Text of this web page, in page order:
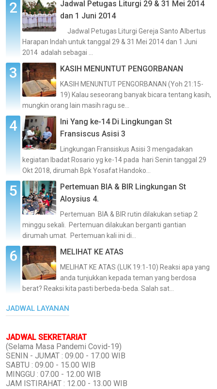
Jadwal Petugas Liturgi 29 & 31 Mei 2014
dan 1 Juni 2014
Jadwal Petugas Liturgi Gereja Santo Albertus
Harapan Indah untuk tanggal 29 & 31 Mei 2014 dan 1 Juni
2014 adalah sebagai ...
KASIH MENUNTUT PENGORBANAN
KASIH MENUNTUT PENGORBANAN (Yoh 21:15-
19) Kalau seseorang banyak bicara tentang kasih,
mungkin orang lain masih ragu se...
Ini Yang ke-14 Di Lingkungan St
Fransiscus Asisi 3
Lingkungan Fransiskus Asisi 3 mengadakan
kegiatan Ibadat Rosario yg ke-14 pada hari Senin tanggal 29
Okt 2018, dirumah Bpk Yosafat Handoko...
Pertemuan BIA & BIR Lingkungan St
Aloysius 4.
Pertemuan BIA & BIR rutin dilakukan setiap 2
minggu sekali. Pertemuan dilakukan berganti gantian
dirumah umat. Pertemuan kali ini di...
MELIHAT KE ATAS
MELIHAT KE ATAS (LUK 19:1-10) Reaksi apa yang
anda tunjukkan kepada teman yang berdosa
berat? Reaksi kita pasti berbeda-beda. Salah sat...
JADWAL LAYANAN
JADWAL SEKRETARIAT
(Selama Masa Pandemi Covid-19)
SENIN - JUMAT : 09.00 - 17.00 WIB
SABTU : 09.00 - 15.00 WIB
MINGGU : 07.00 - 12.00 WIB
JAM ISTIRAHAT : 12.00 - 13.00 WIB